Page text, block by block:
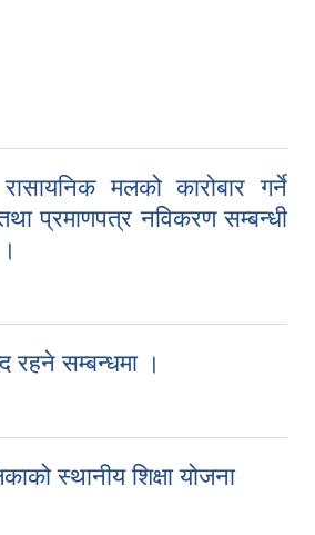
मलको कारोबार गर्ने
प्रमाणपत्र नविकरण सम्बन्धी
रहने सम्बन्धमा ।
स्थानीय शिक्षा योजना